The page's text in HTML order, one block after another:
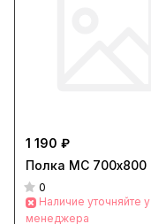
1 190 ₽
Полка МС 700х800
0
Наличие уточняйте у
менеджера